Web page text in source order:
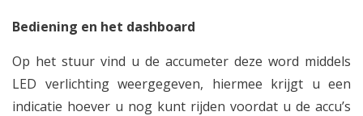
Bediening en het dashboard
Op het stuur vind u de accumeter deze word middels
LED verlichting weergegeven, hiermee krijgt u een
indicatie hoever u nog kunt rijden voordat u de accu’s